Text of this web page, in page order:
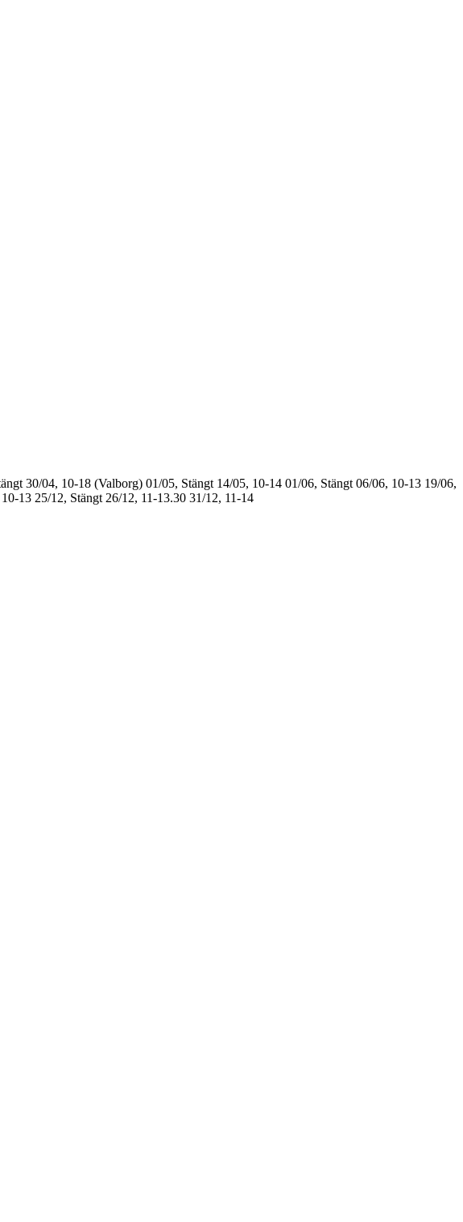
30/04, 10-18 (Valborg) 01/05, Stängt 14/05, 10-14 01/06, Stängt 06/06, 10-13 19/06,
13 25/12, Stängt 26/12, 11-13.30 31/12, 11-14